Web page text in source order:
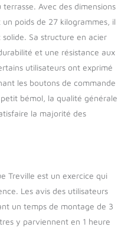
Avec des dimensions
poids de 27 kilogrammes, il
Sa structure en acier
et une résistance aux
utilisateurs ont exprimé
les boutons de commande
bémol, la qualité générale
la majorité des
Treville est un exercice qui
Les avis des utilisateurs
un temps de montage de 3
y parviennent en 1 heure